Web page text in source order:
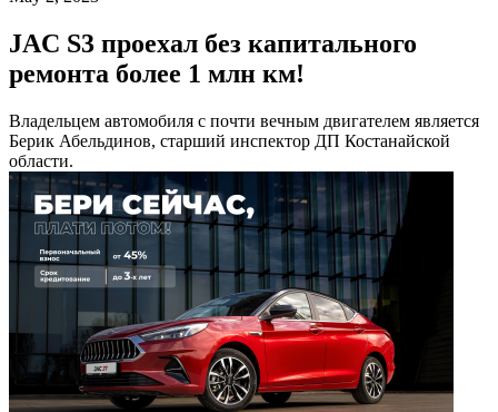
JAC S3 проехал без капитального
ремонта более 1 млн км!
Владельцем автомобиля с почти вечным двигателем является
Берик Абельдинов, старший инспектор ДП Костанайской
области.